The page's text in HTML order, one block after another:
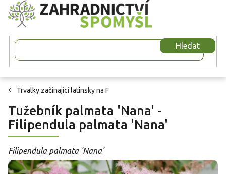
Přejít
na
obsah
Hledat
Trvalky začínající latinsky na F
Tužebník palmata 'Nana' -
Filipendula palmata 'Nana'
Filipendula palmata 'Nana'